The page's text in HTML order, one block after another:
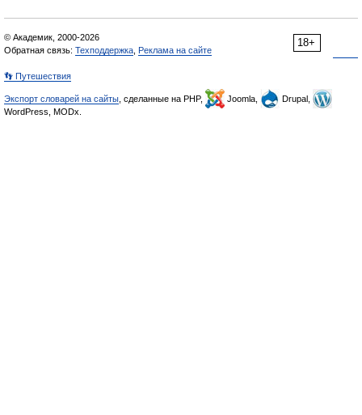
18+
© Академик, 2000-2026
Обратная связь: Техподдержка Реклама на сайте
👣 Путешествия
Экспорт словарей на сайты , сделанные на PHP, Joomla,
Drupal,
WordPress, MODx.